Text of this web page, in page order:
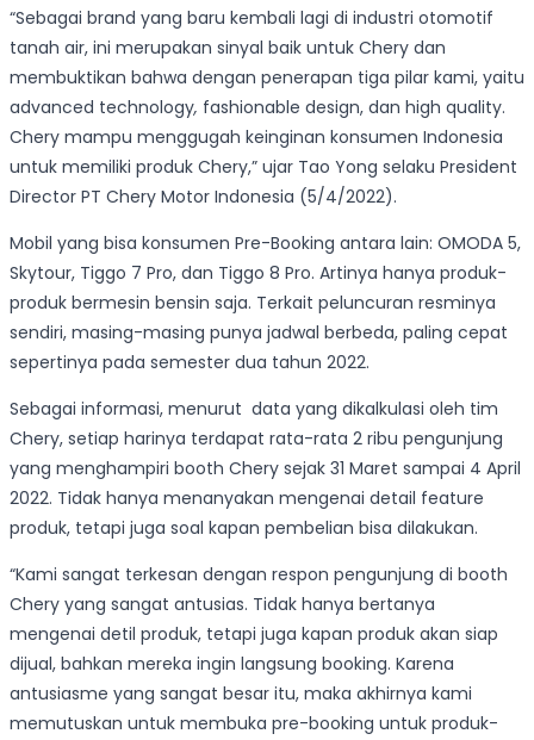
“Sebagai brand yang baru kembali lagi di industri otomotif
tanah air, ini merupakan sinyal baik untuk Chery dan
membuktikan bahwa dengan penerapan tiga pilar kami, yaitu
advanced technology, fashionable design, dan high quality.
Chery mampu menggugah keinginan konsumen Indonesia
untuk memiliki produk Chery,” ujar Tao Yong selaku President
Director PT Chery Motor Indonesia (5/4/2022).
Mobil yang bisa konsumen Pre-Booking antara lain: OMODA 5,
Skytour, Tiggo 7 Pro, dan Tiggo 8 Pro. Artinya hanya produk-
produk bermesin bensin saja. Terkait peluncuran resminya
sendiri, masing-masing punya jadwal berbeda, paling cepat
sepertinya pada semester dua tahun 2022.
Sebagai informasi, menurut data yang dikalkulasi oleh tim
Chery, setiap harinya terdapat rata-rata 2 ribu pengunjung
yang menghampiri booth Chery sejak 31 Maret sampai 4 April
2022. Tidak hanya menanyakan mengenai detail feature
produk, tetapi juga soal kapan pembelian bisa dilakukan.
“Kami sangat terkesan dengan respon pengunjung di booth
Chery yang sangat antusias. Tidak hanya bertanya
mengenai detil produk, tetapi juga kapan produk akan siap
dijual, bahkan mereka ingin langsung booking. Karena
antusiasme yang sangat besar itu, maka akhirnya kami
memutuskan untuk membuka pre-booking untuk produk-